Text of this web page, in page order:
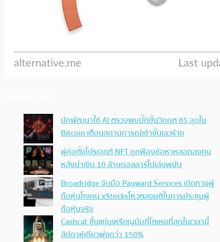
นักพัฒนาใช้ AI ตรวจพบบั๊กขั้นวิกฤต 85 จุดใน
Bitcoin เตือนสถานการณ์เข้าขั้นเลวร้าย
ผู้ก่อตั้งโปรเจกต์ NFT ถูกฟ้องข้อหาหลอกลงทุน
หลังนำเงิน 10 ล้านดอลลาร์ไปเล่นพนัน
Broadridge จับมือ Payward Services เปิดทางผู้
ถือหุ้นโทเคน xStocksโหวตลงมติในการประชุมผู้
ถือหุ้นจริง
Cashcat ขึ้นแท่นเหรียญมีมที่โตแรงที่สุดในเวลานี้
สัปดาห์เดียวพุ่งกว่า 150%